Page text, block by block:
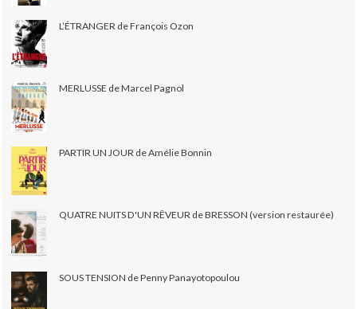
L’ÉTRANGER de François Ozon
MERLUSSE de Marcel Pagnol
PARTIR UN JOUR de Amélie Bonnin
QUATRE NUITS D'UN RÊVEUR de BRESSON (version restaurée)
SOUS TENSION de Penny Panayotopoulou